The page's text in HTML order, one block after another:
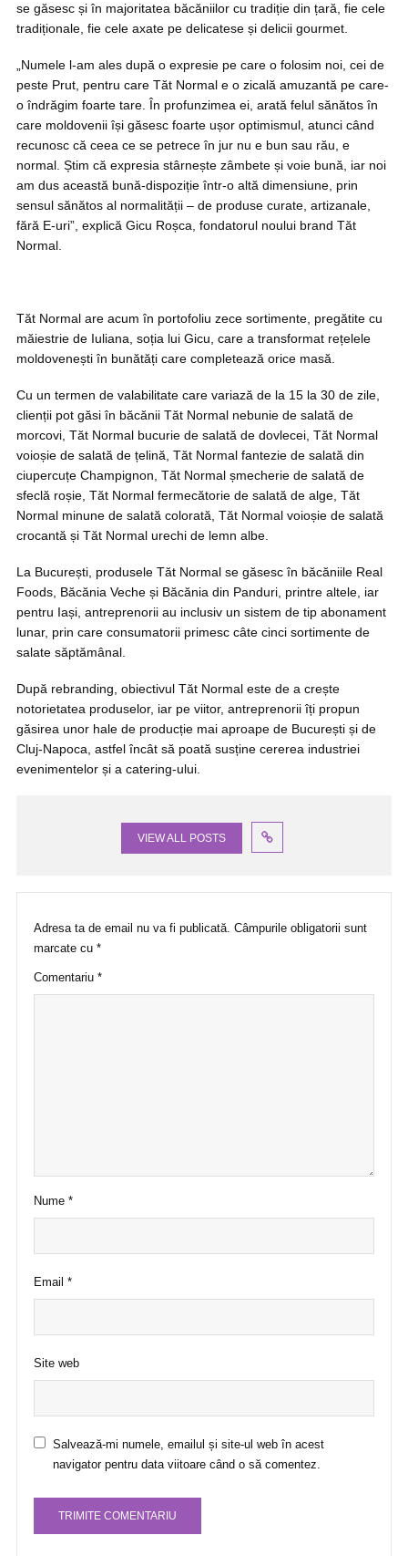
se găsesc și în majoritatea băcăniilor cu tradiție din țară, fie cele
tradiționale, fie cele axate pe delicatese și delicii gourmet.
„Numele l-am ales după o expresie pe care o folosim noi, cei de
peste Prut, pentru care Tăt Normal e o zicală amuzantă pe care-
o îndrăgim foarte tare. În profunzimea ei, arată felul sănătos în
care moldovenii își găsesc foarte ușor optimismul, atunci când
recunosc că ceea ce se petrece în jur nu e bun sau rău, e
normal. Știm că expresia stârnește zâmbete și voie bună, iar noi
am dus această bună-dispoziție într-o altă dimensiune, prin
sensul sănătos al normalității – de produse curate, artizanale,
fără E-uri”, explică Gicu Roșca, fondatorul noului brand Tăt
Normal.
Tăt Normal are acum în portofoliu zece sortimente, pregătite cu
măiestrie de Iuliana, soția lui Gicu, care a transformat rețelele
moldovenești în bunătăți care completează orice masă.
Cu un termen de valabilitate care variază de la 15 la 30 de zile,
clienții pot găsi în băcănii Tăt Normal nebunie de salată de
morcovi, Tăt Normal bucurie de salată de dovlecei, Tăt Normal
voioșie de salată de țelină, Tăt Normal fantezie de salată din
ciupercuțe Champignon, Tăt Normal șmecherie de salată de
sfeclă roșie, Tăt Normal fermecătorie de salată de alge, Tăt
Normal minune de salată colorată, Tăt Normal voioșie de salată
crocantă și Tăt Normal urechi de lemn albe.
La București, produsele Tăt Normal se găsesc în băcăniile Real
Foods, Băcănia Veche și Băcănia din Panduri, printre altele, iar
pentru Iași, antreprenorii au inclusiv un sistem de tip abonament
lunar, prin care consumatorii primesc câte cinci sortimente de
salate săptămânal.
După rebranding, obiectivul Tăt Normal este de a crește
notorietatea produselor, iar pe viitor, antreprenorii îți propun
găsirea unor hale de producție mai aproape de București și de
Cluj-Napoca, astfel încât să poată susține cererea industriei
evenimentelor și a catering-ului.
VIEW ALL POSTS
Adresa ta de email nu va fi publicată. Câmpurile obligatorii sunt
marcate cu *
Comentariu *
Nume *
Email *
Site web
Salvează-mi numele, emailul și site-ul web în acest
navigator pentru data viitoare când o să comentez.